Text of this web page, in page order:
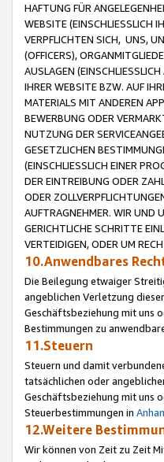
HAFTUNG FÜR
WEBSITE (EINSCHLIESSLICH
VERPFLICHTEN SICH, UNS,
(OFFICERS),
AUSLAGEN
IHRER WEBSITE BZW. AUF
MATERIALS MIT ANDEREN
BEWERBUNG ODER
NUTZUNG DER
GESETZLICHEN
(EINSCHLIESSLICH EINER
DER EINTREIBUNG ODER
ODER
AUFTRAGNEHMER. WIR UND
GERICHTLICHE SCHRITTE
VERTEIDIGEN, ODER UM
10.Anwendbares
Die Beilegung etwaiger
angeblichen Verletzung
Geschäftsbeziehung mit uns
Bestimmungen zu
11.Steuern
Steuern und damit
tatsächlichen oder
Geschäftsbeziehung mit uns
Steuerbestimmungen in
12.Weitere
Wir können von Zeit zu Zeit